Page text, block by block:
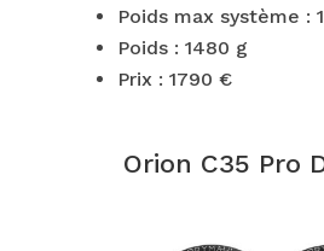
Poids max système :
Poids : 1480 g
Prix : 1790 €
Orion C35 Pro